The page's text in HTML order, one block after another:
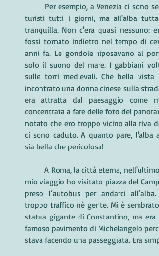
turisti tutti i giorni, ma all'alba
tranquilla. Non c'era quasi nessuno:
fossi tornato indietro nel tempo di
anni fa. Le gondole riposavano al
solo il suono del mare. I gabbiani
sulle torri medievali. Che bella vista
incontrato una donna cinese sulla
era attratta dal paesaggio come
concentrata a fare delle foto del
notato che ero troppo vicino alla riva
ci sono caduto. A quanto pare, l'alba
sia bella che pericolosa!
	A Roma, la città eterna, nell'ultimo giorno del
mio viaggio ho visitato piazza del
preso l’autobus per andarci
troppo traffico nè gente. Mi è
statua gigante di Constantino, ma
famoso pavimento di Michelangelo
stava facendo una passeggiata. Era